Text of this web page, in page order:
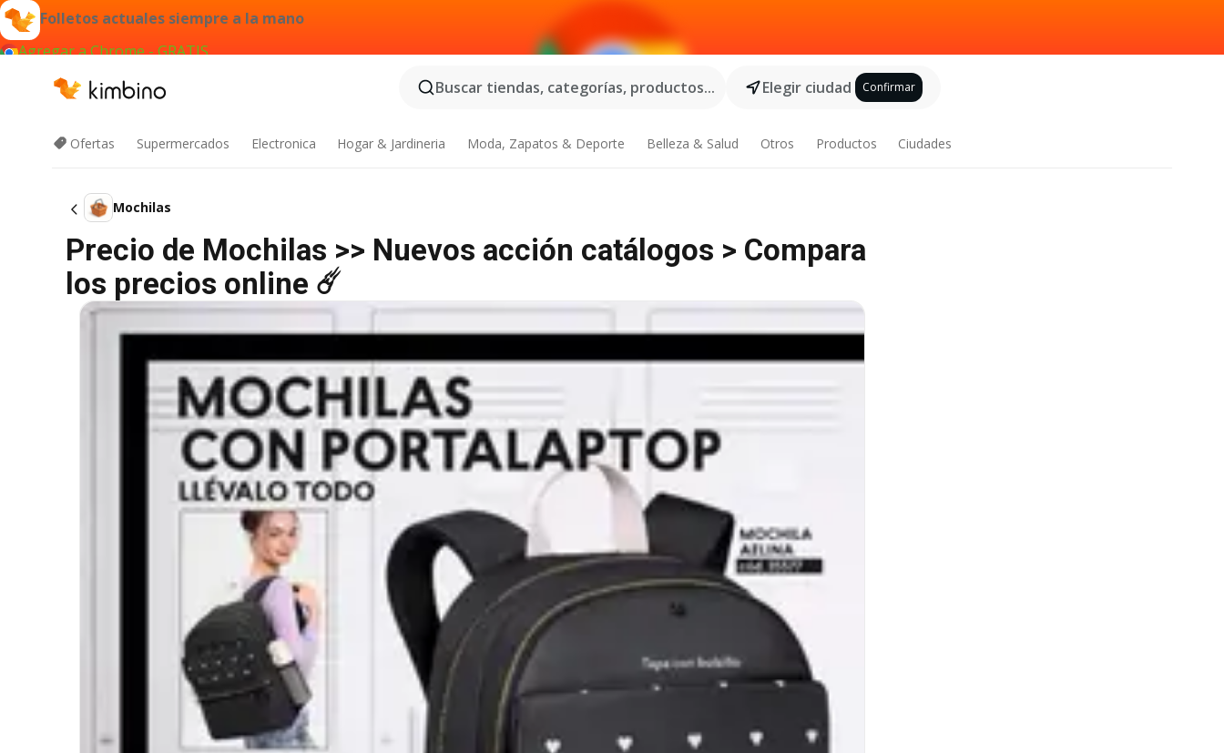
Folletos actuales siempre a la mano
Agregar a Chrome - GRATIS
Buscar tiendas, categorías, productos...
Elegir ciudad Confirmar
Ofertas Supermercados Electronica Hogar & Jardineria Moda, Zapatos & Deporte Belleza & Salud Otros Productos Ciudades
Mochilas
Precio de Mochilas >> Nuevos acción catálogos > Compara
los precios online ☄️